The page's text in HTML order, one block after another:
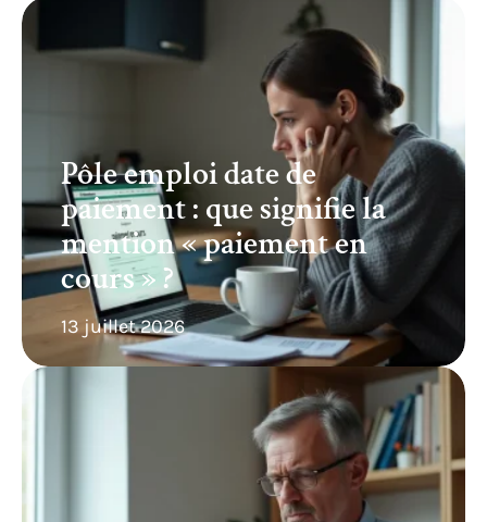
Pôle emploi date de
paiement : que signifie la
mention « paiement en
cours » ?
13 juillet 2026